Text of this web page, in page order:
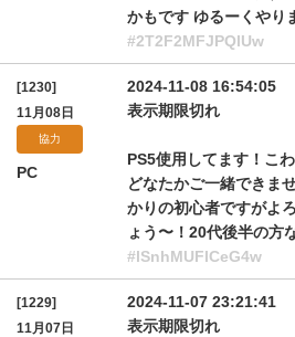
かもです ゆるーくやり
#2T2F2MFJPQlUw
[1230]
11月08日
協力
PC
2024-11-08 16:54:05
表示期限切れ
PS5使用してます！こ
どなたかご一緒できま
かりの初心者ですがよ
ょう〜！20代後半の方
#lSnhMUFlCeG4w
[1229]
11月07日
2024-11-07 23:21:41
表示期限切れ